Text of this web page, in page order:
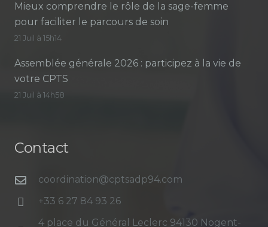
Mieux comprendre le rôle de la sage-femme
pour faciliter le parcours de soin
21 Juil à 15h14
Assemblée générale 2026 : participez à la vie de
votre CPTS
21 Juil à 14h58
Contact
coordination@cptsadp94.com
+33 6 27 84 93 26
4 place du Général Leclerc 94130 Nogent-